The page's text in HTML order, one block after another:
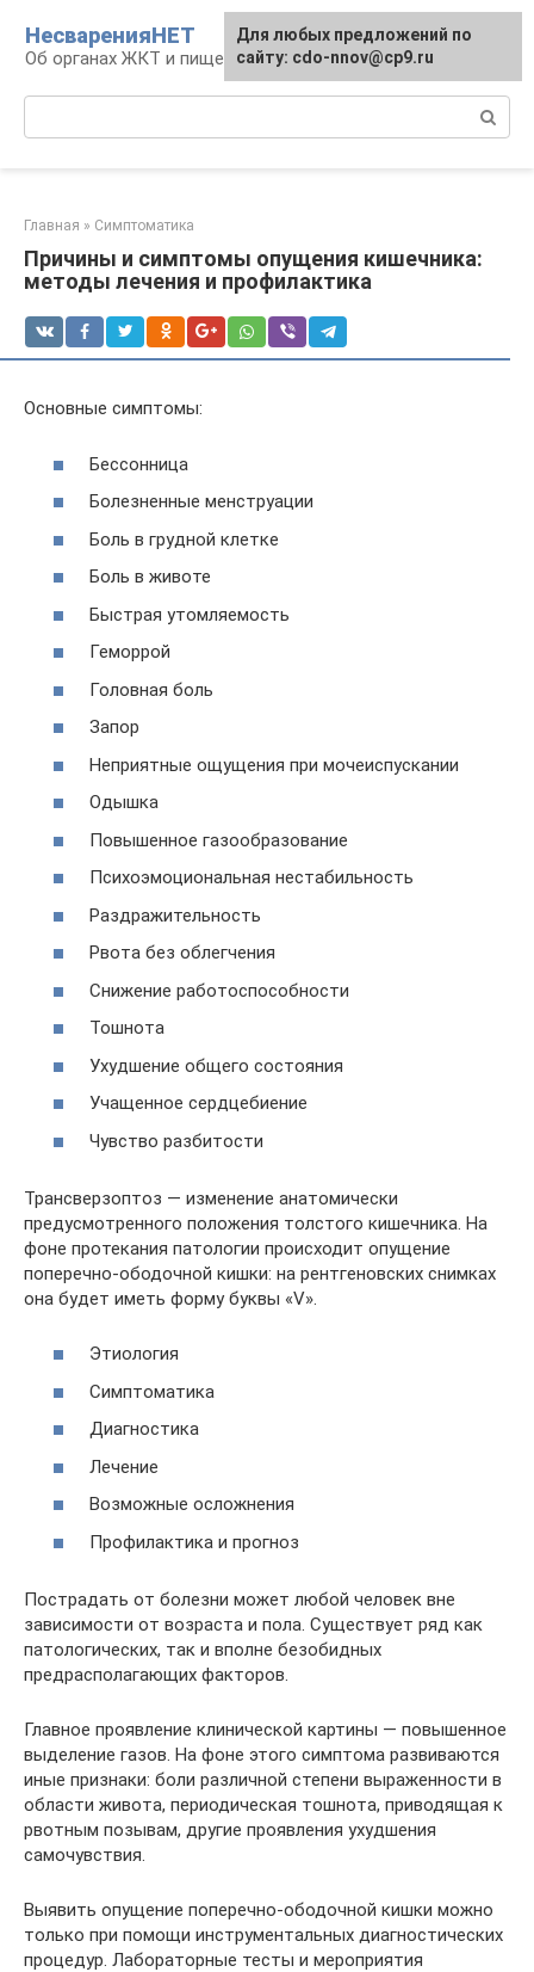
контенту
НесваренияНЕТ
Об органах ЖКТ и пищеварении
Главная » Симптоматика
Причины и симптомы опущения кишечника:
методы лечения и профилактика
Основные симптомы:
Бессонница
Болезненные менструации
Боль в грудной клетке
Боль в животе
Быстрая утомляемость
Геморрой
Головная боль
Запор
Неприятные ощущения при мочеиспускании
Одышка
Повышенное газообразование
Психоэмоциональная нестабильность
Раздражительность
Рвота без облегчения
Снижение работоспособности
Тошнота
Ухудшение общего состояния
Учащенное сердцебиение
Чувство разбитости
Трансверзоптоз — изменение анатомически
предусмотренного положения толстого кишечника. На
фоне протекания патологии происходит опущение
поперечно-ободочной кишки: на рентгеновских снимках
она будет иметь форму буквы «V».
Этиология
Симптоматика
Диагностика
Лечение
Возможные осложнения
Профилактика и прогноз
Пострадать от болезни может любой человек вне
зависимости от возраста и пола. Существует ряд как
патологических, так и вполне безобидных
предрасполагающих факторов.
Главное проявление клинической картины — повышенное
выделение газов. На фоне этого симптома развиваются
иные признаки: боли различной степени выраженности в
области живота, периодическая тошнота, приводящая к
рвотным позывам, другие проявления ухудшения
самочувствия.
Выявить опущение поперечно-ободочной кишки можно
только при помощи инструментальных диагностических
процедур. Лабораторные тесты и мероприятия
Для любых предложений по
сайту: cdo-nnov@cp9.ru